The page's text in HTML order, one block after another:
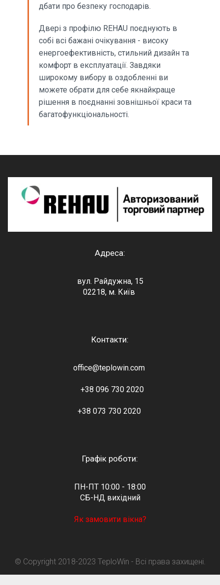
дбати про безпеку господарів.
Двері з профілю REHAU поєднують в
собі всі бажані очікування - високу
енергоефективність, стильний дизайн та
комфорт в експлуатації. Завдяки
широкому вибору в оздобленні ви
можете обрати для себе якнайкраще
рішення в поєднанні зовнішньої краси та
багатофункціональності.
Адреса:
вул. Райдужна, 15
02218, м. Київ
Контакти:
office@teplowin.com
+38 096 730 2020
+38 073 730 2020
Графік роботи:
ПН-ПТ 10:00 - 18:00
СБ-НД вихідний
Як замовити вікна?
© Copyright 2018-2023 TeploWin - Всі права захищені.